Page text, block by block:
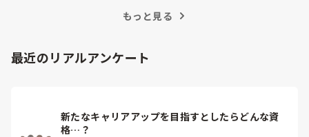
もっと見る
最近のリアルアンケート
新たなキャリアアップを目指すとしたらどんな資
格…？